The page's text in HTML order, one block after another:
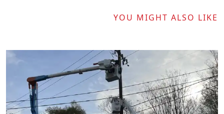
YOU MIGHT ALSO LIKE